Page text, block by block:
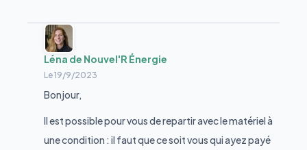
Léna de Nouvel'R Énergie
Le19/9/2023
Bonjour,
Il est possible pour vous de repartir avec le matériel à
une condition : il faut que ce soit vous qui ayez payé